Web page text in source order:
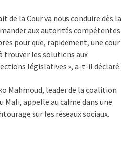
de la Cour va nous conduire dès la
aux autorités compétentes
pour que, rapidement, une cour
trouver les solutions aux
législatives », a-t-il déclaré.
Mahmoud, leader de la coalition
appelle au calme dans une
sur les réseaux sociaux.